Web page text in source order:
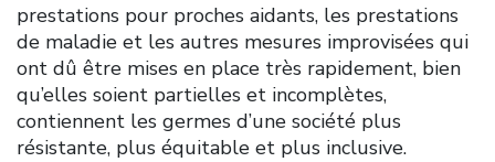
prestations pour proches aidants, les prestations
de maladie et les autres mesures improvisées qui
ont dû être mises en place très rapidement, bien
qu’elles soient partielles et incomplètes,
contiennent les germes d’une société plus
résistante, plus équitable et plus inclusive.